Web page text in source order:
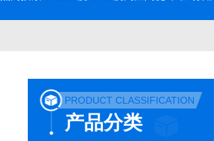
PRODUCT CLASSIFICATION
产品分类